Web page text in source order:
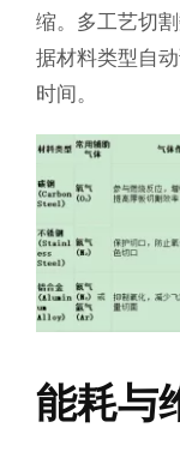
缩。多工艺切
据材料类型自
时间。
能耗与